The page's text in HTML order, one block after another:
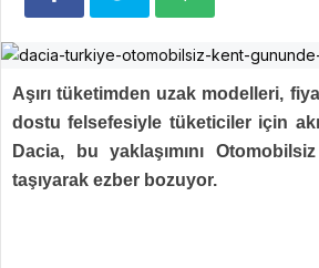
Aşırı tüketimden uzak modelleri,
dostu felsefesiyle tüketiciler için
Dacia, bu yaklaşımını
taşıyarak ezber bozuyor.